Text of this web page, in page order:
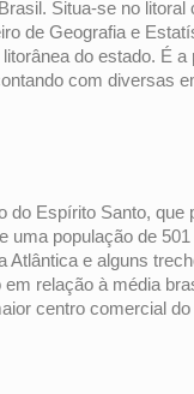
Situa-se no
de Geografia e
do estado. É
com diversas
Espírito Santo, que
população de
e alguns
relação à média
centro comercial